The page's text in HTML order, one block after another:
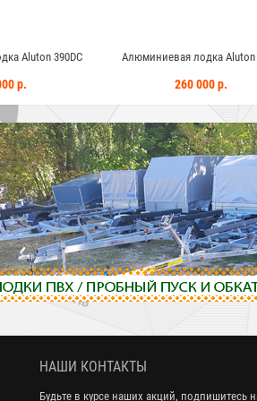
Aluton 390DC
р.
Алюминиевая лодка Aluton
260 000 р.
НАШИ КОНТАКТЫ
Будьте в курсе наших акций, подпишитесь